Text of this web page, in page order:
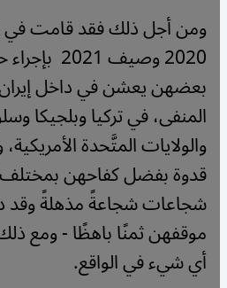
ومن أجل ذلك فقد قامت في
2020 وصيف
بعضهن يعشن في داخل
المنفى، في تركيا وبلجيكا
والولايات المتَّحدة
قدوة بفضل كفاحهن بمختلف
شجاعات شجاعةً مذهلةً
موقفهن ثمنًا باهظًا - ومع
أي شيء في الواقع.